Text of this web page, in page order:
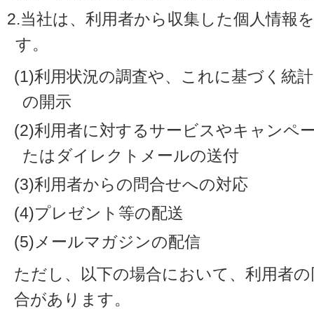
2.当社は、利用者から収集した個人情報
す。
(1)利用状況の調査や、これに基づく統
の開示
(2)利用者に対するサービスやキャンペ
たはダイレクトメールの送付
(3)利用者からの問合せへの対応
(4)プレゼント等の配送
(5)メールマガジンの配信
ただし、以下の場合において、利用者
合があります。